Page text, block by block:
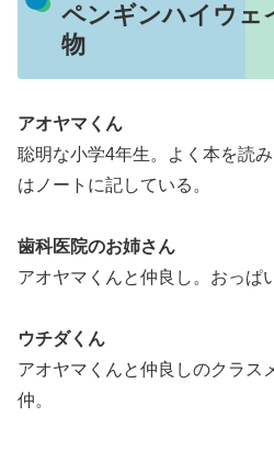
ペンギンハイウェ
物
アオヤマくん
聡明な小学4年生。よく本を読
はノートに記している。
歯科医院のお姉さん
アオヤマくんと仲良し。おっぱ
ウチダくん
アオヤマくんと仲良しのクラス
仲。